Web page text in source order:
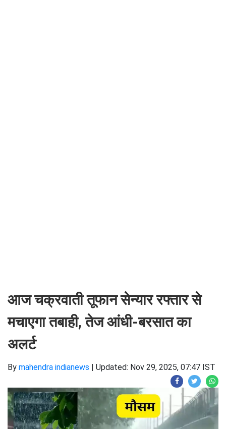
आज चक्रवाती तूफान सेन्यार रफ्तार से
मचाएगा तबाही, तेज आंधी-बरसात का
अलर्ट
By mahendra indianews | Updated: Nov 29, 2025, 07:47 IST